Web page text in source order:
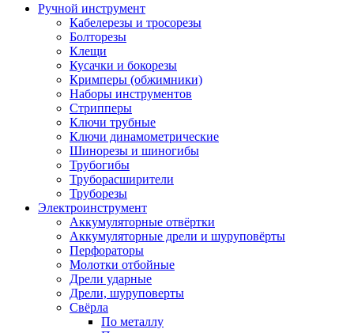
Ручной инструмент
Кабелерезы и тросорезы
Болторезы
Клещи
Кусачки и бокорезы
Кримперы (обжимники)
Наборы инструментов
Стрипперы
Ключи трубные
Ключи динамометрические
Шинорезы и шиногибы
Трубогибы
Труборасширители
Труборезы
Электроинструмент
Аккумуляторные отвёртки
Аккумуляторные дрели и шуруповёрты
Перфораторы
Молотки отбойные
Дрели ударные
Дрели, шуруповерты
Свёрла
По металлу